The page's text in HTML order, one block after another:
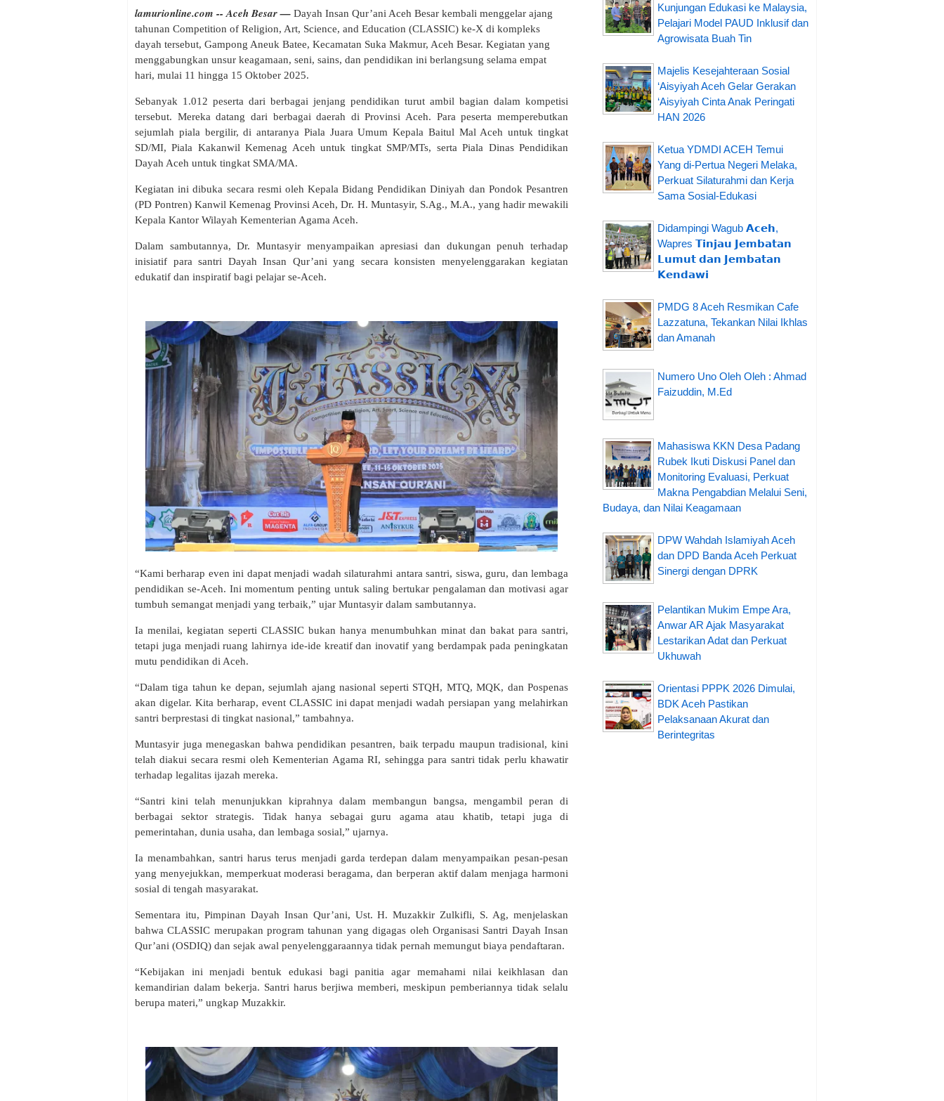
lamurionline.com -- Aceh Besar — Dayah Insan Qur’ani Aceh Besar kembali menggelar ajang
tahunan Competition of Religion, Art, Science, and Education (CLASSIC) ke-X di kompleks
dayah tersebut, Gampong Aneuk Batee, Kecamatan Suka Makmur, Aceh Besar. Kegiatan yang
menggabungkan unsur keagamaan, seni, sains, dan pendidikan ini berlangsung selama empat
hari, mulai 11 hingga 15 Oktober 2025.
Sebanyak 1.012 peserta dari berbagai jenjang pendidikan turut ambil bagian dalam kompetisi
tersebut. Mereka datang dari berbagai daerah di Provinsi Aceh. Para peserta memperebutkan
sejumlah piala bergilir, di antaranya Piala Juara Umum Kepala Baitul Mal Aceh untuk tingkat
SD/MI, Piala Kakanwil Kemenag Aceh untuk tingkat SMP/MTs, serta Piala Dinas Pendidikan
Dayah Aceh untuk tingkat SMA/MA.
Kegiatan ini dibuka secara resmi oleh Kepala Bidang Pendidikan Diniyah dan Pondok Pesantren
(PD Pontren) Kanwil Kemenag Provinsi Aceh, Dr. H. Muntasyir, S.Ag., M.A., yang hadir mewakili
Kepala Kantor Wilayah Kementerian Agama Aceh.
Dalam sambutannya, Dr. Muntasyir menyampaikan apresiasi dan dukungan penuh terhadap
inisiatif para santri Dayah Insan Qur’ani yang secara konsisten menyelenggarakan kegiatan
edukatif dan inspiratif bagi pelajar se-Aceh.
“Kami berharap even ini dapat menjadi wadah silaturahmi antara santri, siswa, guru, dan lembaga
pendidikan se-Aceh. Ini momentum penting untuk saling bertukar pengalaman dan motivasi agar
tumbuh semangat menjadi yang terbaik,” ujar Muntasyir dalam sambutannya.
Ia menilai, kegiatan seperti CLASSIC bukan hanya menumbuhkan minat dan bakat para santri,
tetapi juga menjadi ruang lahirnya ide-ide kreatif dan inovatif yang berdampak pada peningkatan
mutu pendidikan di Aceh.
“Dalam tiga tahun ke depan, sejumlah ajang nasional seperti STQH, MTQ, MQK, dan Pospenas
akan digelar. Kita berharap, event CLASSIC ini dapat menjadi wadah persiapan yang melahirkan
santri berprestasi di tingkat nasional,” tambahnya.
Muntasyir juga menegaskan bahwa pendidikan pesantren, baik terpadu maupun tradisional, kini
telah diakui secara resmi oleh Kementerian Agama RI, sehingga para santri tidak perlu khawatir
terhadap legalitas ijazah mereka.
“Santri kini telah menunjukkan kiprahnya dalam membangun bangsa, mengambil peran di
berbagai sektor strategis. Tidak hanya sebagai guru agama atau khatib, tetapi juga di
pemerintahan, dunia usaha, dan lembaga sosial,” ujarnya.
Ia menambahkan, santri harus terus menjadi garda terdepan dalam menyampaikan pesan-pesan
yang menyejukkan, memperkuat moderasi beragama, dan berperan aktif dalam menjaga harmoni
sosial di tengah masyarakat.
Sementara itu, Pimpinan Dayah Insan Qur’ani, Ust. H. Muzakkir Zulkifli, S. Ag, menjelaskan
bahwa CLASSIC merupakan program tahunan yang digagas oleh Organisasi Santri Dayah Insan
Qur’ani (OSDIQ) dan sejak awal penyelenggaraannya tidak pernah memungut biaya pendaftaran.
“Kebijakan ini menjadi bentuk edukasi bagi panitia agar memahami nilai keikhlasan dan
kemandirian dalam bekerja. Santri harus berjiwa memberi, meskipun pemberiannya tidak selalu
berupa materi,” ungkap Muzakkir.
Kunjungan Edukasi ke Malaysia,
Pelajari Model PAUD Inklusif dan
Agrowisata Buah Tin
Majelis Kesejahteraan Sosial
‘Aisyiyah Aceh Gelar Gerakan
‘Aisyiyah Cinta Anak Peringati
HAN 2026
Ketua YDMDI ACEH Temui
Yang di-Pertua Negeri Melaka,
Perkuat Silaturahmi dan Kerja
Sama Sosial-Edukasi
Didampingi Wagub 𝗔𝗰𝗲𝗵,
Wapres 𝗧𝗶𝗻𝗷𝗮𝘂 𝗝𝗲𝗺𝗯𝗮𝘁𝗮𝗻
𝗟𝘂𝗺𝘂𝘁 𝗱𝗮𝗻 𝗝𝗲𝗺𝗯𝗮𝘁𝗮𝗻
𝗞𝗲𝗻𝗱𝗮𝘄𝗶
PMDG 8 Aceh Resmikan Cafe
Lazzatuna, Tekankan Nilai Ikhlas
dan Amanah
Numero Uno Oleh Oleh : Ahmad
Faizuddin, M.Ed
Mahasiswa KKN Desa Padang
Rubek Ikuti Diskusi Panel dan
Monitoring Evaluasi, Perkuat
Makna Pengabdian Melalui Seni,
Budaya, dan Nilai Keagamaan
DPW Wahdah Islamiyah Aceh
dan DPD Banda Aceh Perkuat
Sinergi dengan DPRK
Pelantikan Mukim Empe Ara,
Anwar AR Ajak Masyarakat
Lestarikan Adat dan Perkuat
Ukhuwah
Orientasi PPPK 2026 Dimulai,
BDK Aceh Pastikan
Pelaksanaan Akurat dan
Berintegritas